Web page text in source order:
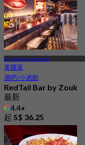
Clarke Quay Central
美國菜
酒吧/小酒館
RedTail Bar by Zouk
最新
4.4
起 S$ 36.25